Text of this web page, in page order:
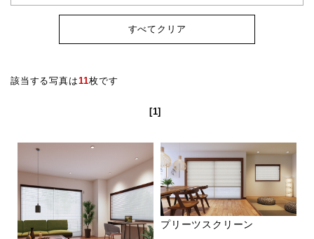
すべてクリア
該当する写真は11枚です
[1]
プリーツスクリーン